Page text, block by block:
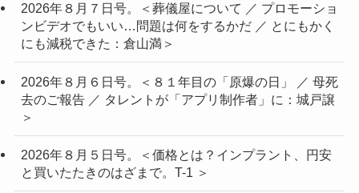
2026年８月７日号。＜葬儀屋について ／ プロモーショ
ンビデオでもいい…問題は何をするかだ ／ とにもかく
にも減税できた：倉山満＞
2026年８月６日号。＜８１年目の「原爆の日」 ／ 母死
去のご報告 ／ タレントが「アプリ制作者」に：城戸譲
＞
2026年８月５日号。＜価格とは？インプラント、円安
と買いたたきのはざまで。T-1 ＞